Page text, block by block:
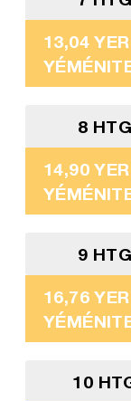
13,04
8
14,90
9
16,76
10